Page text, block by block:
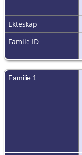
Ekteskap
Famile ID
Familie 1